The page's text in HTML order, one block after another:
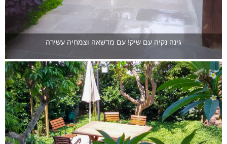
גינה נקיה עם שיק! עם מדשאה וצמחיה עשירה